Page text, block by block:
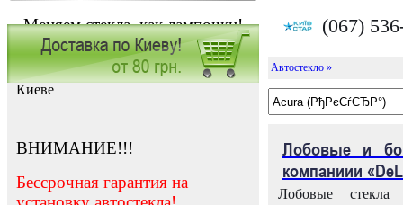
Меняем стекла, как лампочки!
(067)
Заказать установку автостекла в
Киеве
ВНИМАНИЕ!!!
Бессрочная гарантия на
Автостекло »
Лобовые и
компаниии
Лобовые